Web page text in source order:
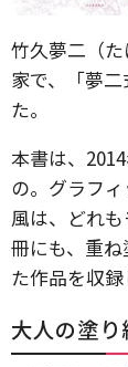
竹久夢二（
家で、「夢
た。
本書は、
の。グラフ
風は、どれ
冊にも、重
た作品を収録
大人の塗